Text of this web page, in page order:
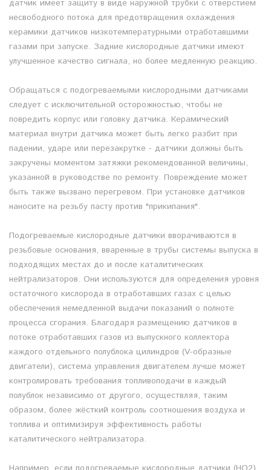
датчик имеет защиту в виде наружной трубки с отверстием
несвободного потока для предотвращения охлаждения
керамики датчиков низкотемпературными отработавшими
газами при запуске. Задние кислородные датчики имеют
улучшенное качество сигнала, но более медленную реакцию.
Обращаться с подогреваемыми кислородными датчиками
следует с исключительной осторожностью, чтобы не
повредить корпус или головку датчика. Керамический
материал внутри датчика может быть легко разбит при
падении, ударе или перезакрутке - датчики должны быть
закручены моментом затяжки рекомендованной величины,
указанной в руководстве по ремонту. Повреждение может
быть также вызвано перегревом. При установке датчиков
наносите на резьбу пасту против "прикипания".
Подогреваемые кислородные датчики вворачиваются в
резьбовые основания, вваренные в трубы системы выпуска в
подходящих местах до и после каталитических
нейтрализаторов. Они используются для определения уровня
остаточного кислорода в отработавших газах с целью
обеспечения немедленной выдачи показаний о полноте
процесса сгорания. Благодаря размещению датчиков в
потоке отработавших газов из выпускного коллектора
каждого отдельного полублока цилиндров (V-образные
двигатели), система управления двигателем лучше может
контролировать требования топливоподачи в каждый
полублок независимо от другого, осуществляя, таким
образом, более жёсткий контроль соотношения воздуха и
топлива и оптимизируя эффективность работы
каталитического нейтрализатора.